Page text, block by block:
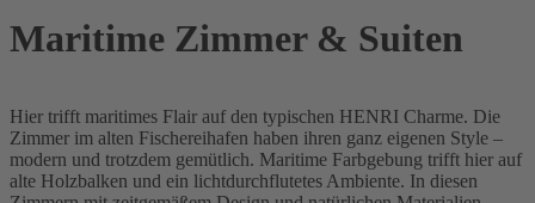
Maritime Zimmer & Suiten
Hier trifft maritimes Flair auf den typischen HENRI Charme. Die
Zimmer im alten Fischereihafen haben ihren ganz eigenen Style –
modern und trotzdem gemütlich. Maritime Farbgebung trifft hier auf
alte Holzbalken und ein lichtdurchflutetes Ambiente. In diesen